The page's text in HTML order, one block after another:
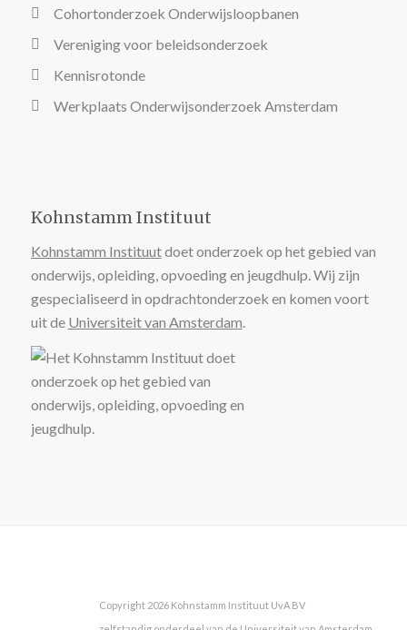
Cohortonderzoek Onderwijsloopbanen
Vereniging voor beleidsonderzoek
Kennisrotonde
Werkplaats Onderwijsonderzoek Amsterdam
Kohnstamm Instituut
Kohnstamm Instituutdoet onderzoek op het gebied van
onderwijs, opleiding, opvoeding en jeugdhulp. Wij zijn
gespecialiseerd in opdrachtonderzoek en komen voort
uit de Universiteit van Amsterdam
Copyright 2026 Kohnstamm Instituut UvA BV